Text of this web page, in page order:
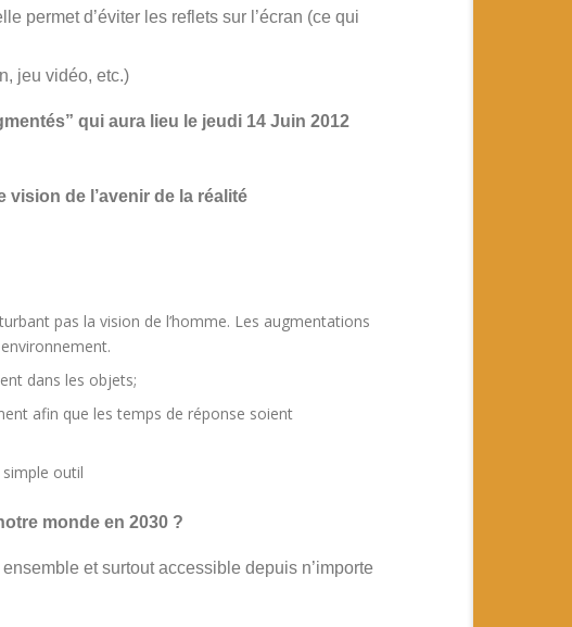
permet d’éviter les reflets sur l’écran (ce qui
jeu vidéo, etc.)
qui aura lieu le jeudi 14 Juin 2012
de l’avenir de la réalité
pas la vision de l’homme. Les augmentations
dans les objets;
afin que les temps de réponse soient
simple outil
monde en 2030 ?
et surtout accessible depuis n’importe